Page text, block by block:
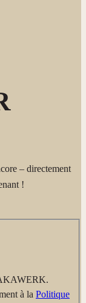
– directement
!
à la Politique